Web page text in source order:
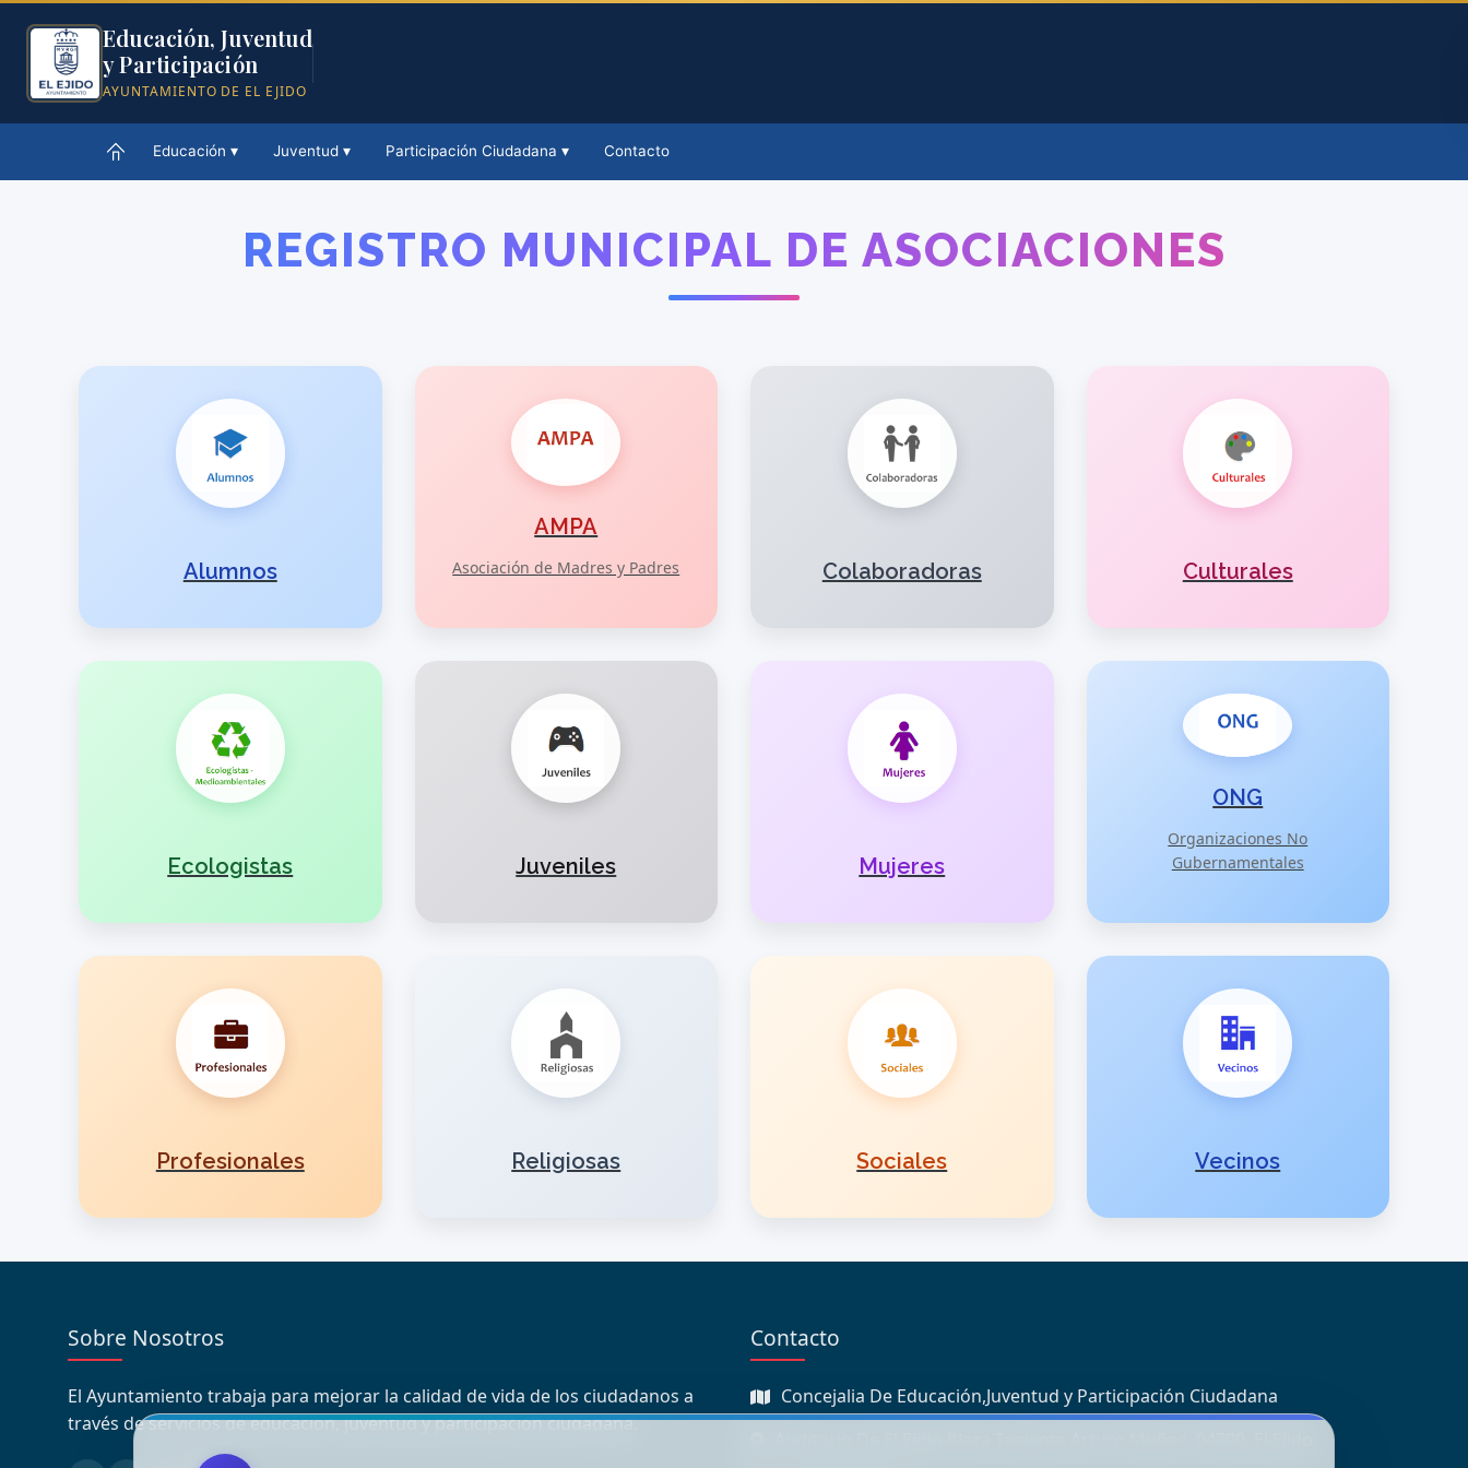
Educación, Juventud
y Participación
AYUNTAMIENTO DE EL EJIDO
Educación ▾ Juventud ▾ Participación Ciudadana ▾ Contacto
REGISTRO MUNICIPAL DE ASOCIACIONES
Alumnos
AMPA
Asociación de Madres y Padres Colaboradoras Culturales
Ecologistas Juveniles Mujeres
ONG
Organizaciones No
Gubernamentales
Profesionales Religiosas Sociales Vecinos
Sobre Nosotros
El Ayuntamiento trabaja para mejorar la calidad de vida de los ciudadanos a
través de servicios de educación, juventud y participación ciudadana.
Contacto
Concejalia De Educación,Juventud y Participación Ciudadana